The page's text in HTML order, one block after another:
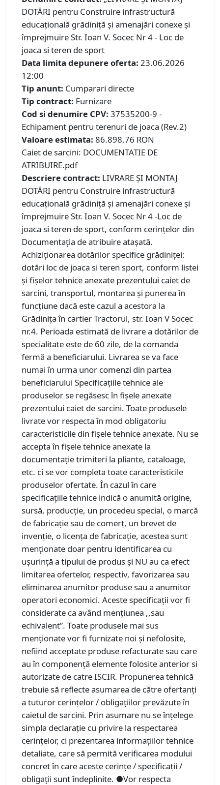
DOTĂRI pentru Construire infrastructură
educațională grădiniță și amenajări conexe și
împrejmuire Str. Ioan V. Socec Nr 4 - Loc de
joaca si teren de sport
Data limita depunere oferta: 23.06.2026
12:00
Tip anunt: Cumparari directe
Tip contract: Furnizare
Cod si denumire CPV: 37535200-9 -
Echipament pentru terenuri de joaca (Rev.2)
Valoare estimata: 86.898,76 RON
Caiet de sarcini: DOCUMENTATIE DE
ATRIBUIRE.pdf
Descriere contract: LIVRARE ȘI MONTAJ
DOTĂRI pentru Construire infrastructură
educațională grădiniță și amenajări conexe și
împrejmuire Str. Ioan V. Socec Nr 4 -Loc de
joaca si teren de sport, conform cerințelor din
Documentația de atribuire atașată.
Achiziţionarea dotărilor specifice grădiniței:
dotări loc de joaca si teren sport, conform listei
și fişelor tehnice anexate prezentului caiet de
sarcini, transportul, montarea şi punerea în
funcţiune dacă este cazul a acestora la
Grădinița în cartier Tractorul, str. Ioan V Socec
nr.4. Perioada estimată de livrare a dotărilor de
specialitate este de 60 zile, de la comanda
fermă a beneficiarului. Livrarea se va face
numai în urma unor comenzi din partea
beneficiarului Specificaţiile tehnice ale
produselor se regăsesc în fişele anexate
prezentului caiet de sarcini. Toate produsele
livrate vor respecta în mod obligatoriu
caracteristicile din fişele tehnice anexate. Nu se
accepta în fişele tehnice anexate la
documentaţie trimiteri la pliante, cataloage,
etc. ci se vor completa toate caracteristicile
produselor ofertate. În cazul în care
specificaţiile tehnice indică o anumită origine,
sursă, producţie, un procedeu special, o marcă
de fabricaţie sau de comerţ, un brevet de
invenţie, o licenţa de fabricaţie, acestea sunt
menţionate doar pentru identificarea cu
uşurinţă a tipului de produs şi NU au ca efect
limitarea ofertelor, respectiv, favorizarea sau
eliminarea anumitor produse sau a anumitor
operatori economici. Aceste specificaţii vor fi
considerate ca având menţiunea ,,sau
echivalent”. Toate produsele mai sus
menţionate vor fi furnizate noi şi nefolosite,
nefiind acceptate produse refacturate sau care
au în componenţă elemente folosite anterior si
autorizate de catre ISCIR. Propunerea tehnică
trebuie să reflecte asumarea de către ofertanţi
a tuturor cerinţelor / obligaţiilor prevăzute în
caietul de sarcini. Prin asumare nu se înţelege
simpla declaraţie cu privire la respectarea
cerinţelor, ci prezentarea informaţiilor tehnice
detaliate, care să permită verificarea modului
concret în care aceste cerinţe / specificaţii /
obligaţii sunt îndeplinite. ●Vor respecta